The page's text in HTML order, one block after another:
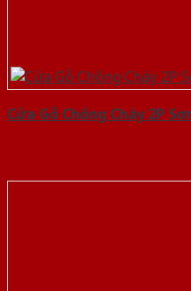
Cửa Gỗ Chống Cháy 2P